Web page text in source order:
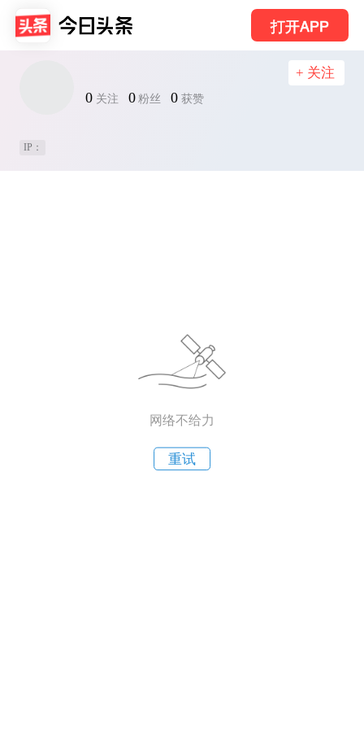
打开APP
0 关注 0 粉丝 0 获赞
+ 关注
IP：
网络不给力
重试